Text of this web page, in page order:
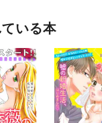
いる本